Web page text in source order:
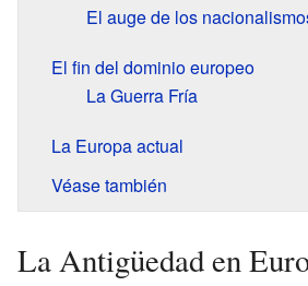
El auge de los
El fin del dominio europeo
La Guerra Fría
La Europa actual
Véase también
La Antigüedad en